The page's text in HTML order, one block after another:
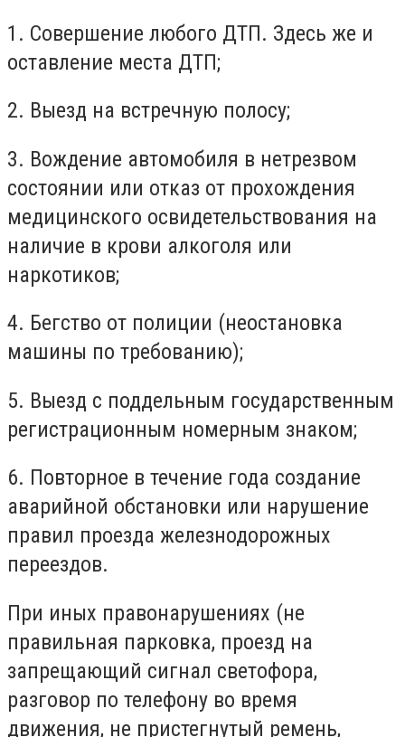
1. Совершение любого ДТП. Здесь же и
оставление места ДТП;
2. Выезд на встречную полосу;
3. Вождение автомобиля в нетрезвом
состоянии или отказ от прохождения
медицинского освидетельствования на
наличие в крови алкоголя или
наркотиков;
4. Бегство от полиции (неостановка
машины по требованию);
5. Выезд с поддельным государственным
регистрационным номерным знаком;
6. Повторное в течение года создание
аварийной обстановки или нарушение
правил проезда железнодорожных
переездов.
При иных правонарушениях (не
правильная парковка, проезд на
запрещающий сигнал светофора,
разговор по телефону во время
движения, не пристегнутый ремень,